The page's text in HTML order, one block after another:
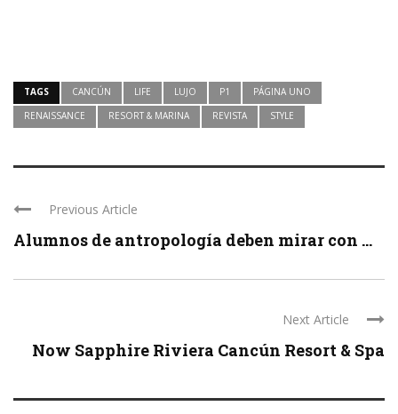
TAGS CANCÚN LIFE LUJO P1
PÁGINA UNO
RENAISSANCE
RESORT & MARINA REVISTA STYLE
Previous Article
Alumnos de antropología deben mirar con ...
Next Article
Now Sapphire Riviera Cancún Resort & Spa